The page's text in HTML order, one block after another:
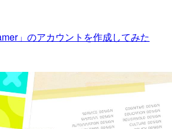
」のアカウントを作成してみた